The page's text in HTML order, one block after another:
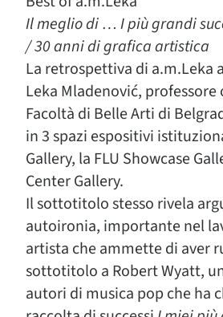
Il meglio di … I più grandi
/ 30 anni di grafica artistica
La retrospettiva di a.m.Leka
Leka Mladenović,
Facoltà di Belle Arti di
in 3 spazi espositivi
Gallery, la FLU Showcase
Center Gallery.
Il sottotitolo stesso rivela
autoironia, importante nel
artista che ammette di aver
sottotitolo a Robert Wyatt,
autori di musica pop che ha